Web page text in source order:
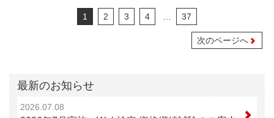
1 2 3 4 37
次のページへ
最新のお知らせ
2026.07.08